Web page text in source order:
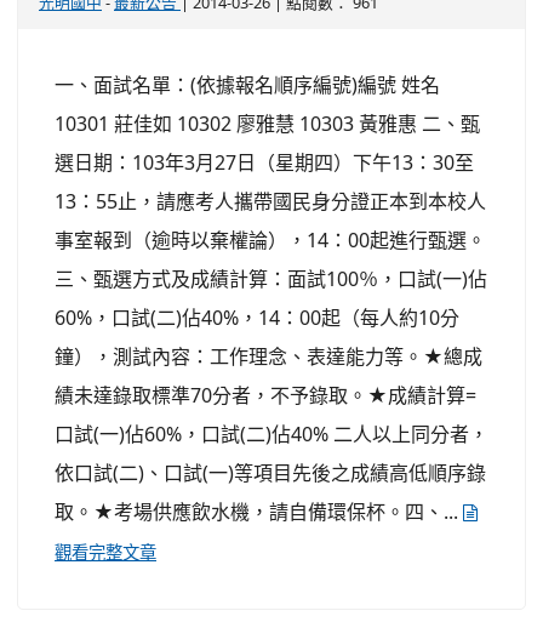
一、面試名單：(依據報名順序編號)編號 姓名
10301 莊佳如 10302 廖雅慧 10303 黃雅惠 二、甄
選日期：103年3月27日（星期四）下午13：30至
13：55止，請應考人攜帶國民身分證正本到本校人
事室報到（逾時以棄權論），14：00起進行甄選。
三、甄選方式及成績計算：面試100％，口試(一)佔
60%，口試(二)佔40%，14：00起（每人約10分
鐘），測試內容：工作理念、表達能力等。★總成
績未達錄取標準70分者，不予錄取。★成績計算=
口試(一)佔60%，口試(二)佔40% 二人以上同分者，
依口試(二)、口試(一)等項目先後之成績高低順序錄
取。★考場供應飲水機，請自備環保杯。四、...
觀看完整文章